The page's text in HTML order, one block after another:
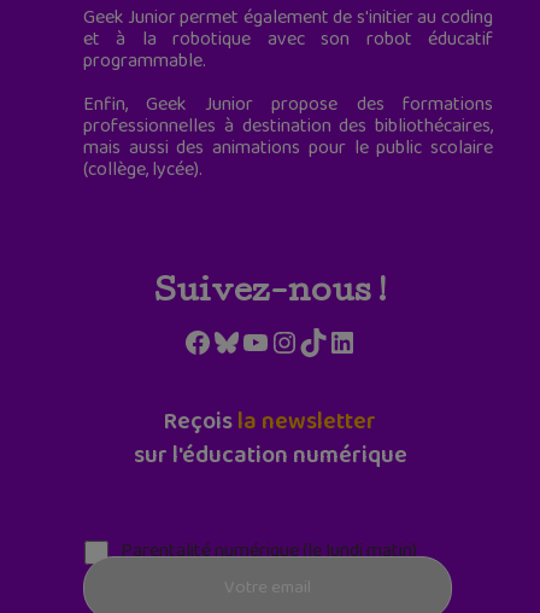
Geek Junior permet également de s'initier au coding
et à la robotique avec son robot éducatif
programmable.
Enfin, Geek Junior propose des formations
professionnelles à destination des bibliothécaires,
mais aussi des animations pour le public scolaire
(collège, lycée).
Suivez-nous !
Facebook
Bluesky
YouTube
Instagram
TikTokLinkedIn
Reçoisla newsletter
sur l'éducation numérique
Parentalité numérique (le lundi matin)